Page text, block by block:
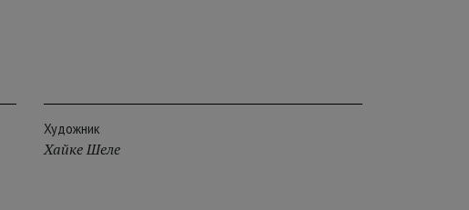
Художник
Хайке Шеле